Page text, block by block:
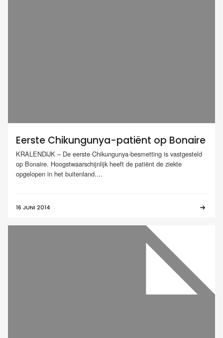
Eerste Chikungunya-patiënt op Bonaire
KRALENDIJK – De eerste Chikungunya-besmetting is vastgesteld
op Bonaire. Hoogstwaarschijnlijk heeft de patiënt de ziekte
opgelopen in het buitenland....
16 JUNI 2014